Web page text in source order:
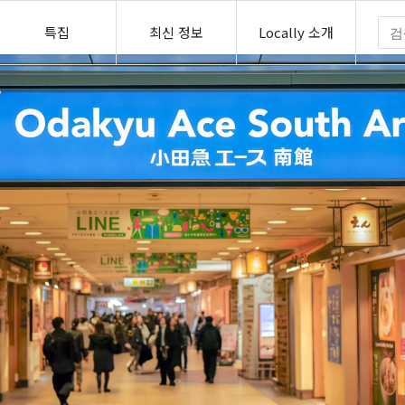
특집 최신 정보 Locally 소개